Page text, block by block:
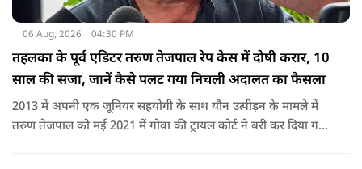
06 Aug, 2026 04:30 PM
तहलका के पूर्व एडिटर तरुण तेजपाल रेप केस में दोषी करार, 10
साल की सजा, जानें कैसे पलट गया निचली अदालत का फैसला
2013 में अपनी एक जूनियर सहयोगी के साथ यौन उत्पीड़न के मामले में
तरुण तेजपाल को मई 2021 में गोवा की ट्रायल कोर्ट ने बरी कर दिया गया